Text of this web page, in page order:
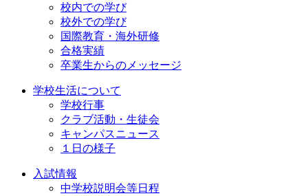
校内での学び
校外での学び
国際教育・海外研修
合格実績
卒業生からのメッセージ
学校生活について
学校行事
クラブ活動・生徒会
キャンパスニュース
１日の様子
入試情報
中学校説明会等日程